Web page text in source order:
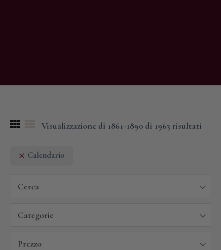
Visualizzazione di 1861-1890 di 1963 risultati
Calendario
Cerca
Categorie
Prezzo